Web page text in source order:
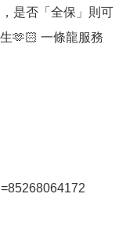
是否「全保」則可
🫶🏻 一條龍服務